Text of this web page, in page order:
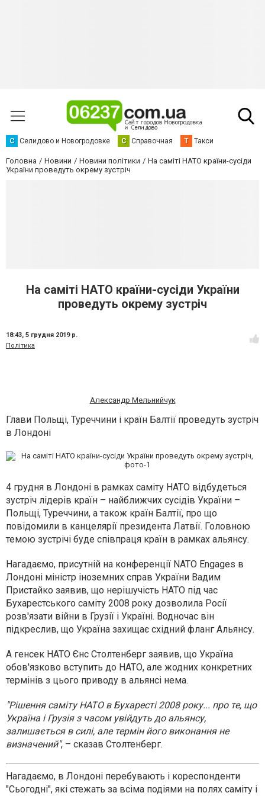
С Селидово и Новогродовке С Справочная Т Такси
Головна Новини Новини політики
На саміті НАТО країни-сусіди
України проведуть окрему зустріч
На саміті НАТО країни-сусіди України
проведуть окрему зустріч
18:43, 5 грудня 2019 р.
Політика
Александр Мельнийчук
Глави Польщі, Туреччини і країн Балтії проведуть зустріч
в Лондоні
4 грудня в Лондоні в рамках саміту НАТО відбудеться
зустріч лідерів країн – найближчих сусідів України –
Польщі, Туреччини, а також країн Балтії, про що
повідомили в канцелярії президента Латвії. Головною
темою зустрічі буде співпраця країн в рамках альянсу.
Нагадаємо, присутній на конференції NATO Engages в
Лондоні міністр іноземних справ України Вадим
Пристайко заявив, що нерішучість НАТО під час
Бухарестського саміту 2008 року дозволила Росії
розв'язати війни в Грузії і Україні. Водночас він
підкреслив, що Україна захищає східний фланг Альянсу.
А генсек НАТО Єнс Столтенберг заявив, що Україна
обов'язково вступить до НАТО, але жодних конкретних
термінів з цього приводу в альянсі нема.
"Рішення саміту НАТО в Бухаресті 2008 року... про те, що
Україна і Грузія з часом увійдуть до альянсу,
залишається в силі, але термін його виконання не
визначений", – сказав Столтенберг.
Нагадаємо, в Лондоні перебувають і кореспонденти
"Сьогодні", які стежать за всіма подіями на полях саміту і